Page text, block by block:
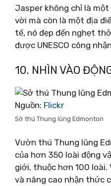
Jasper không chỉ là
vời mà còn là một địa
tế, nó đẹp đến nghẹt
được UNESCO công
10. NHÌN VÀO
Nguồn: Flickr
Sở thú Thung lũng Edmonton
Vườn thú Thung lũng
của hơn 350 loài động
giới, thuộc hơn 100
và nâng cao nhận thức